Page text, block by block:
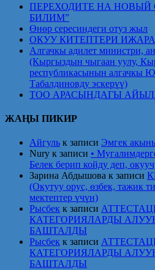
ПЕРЕХОДИТЕ НА НОВЫЙ
БИЛИМ”
Өнөр сересиндеги отуз жыл
ОКУУ КИТЕПТЕРИ
Алгачкы адилет министри,
(Кыргыздын чыгаан уулу,
республикасынын алгачкы
Табалдиновду эскерүү)
ТОО АРАСЫНДАГЫ
ЖАҢЫ ПИКИР
Айгуль к записи Эмгек
Nury к записи •
Белек берип койду деп,
Зарина Абдышова к записи
(Окутуу орус, өзбек, тажик
мектептер үчүн)
Рысбек к записи
КАТЕГОРИЯЛАРДЫ
БАШТАЛДЫ
Рысбек к записи
КАТЕГОРИЯЛАРДЫ
БАШТАЛДЫ